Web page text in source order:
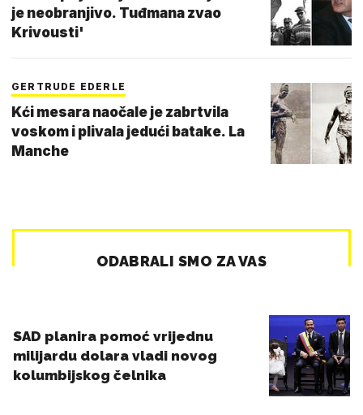
je neobranjivo. Tuđmana zvao
Krivousti'
GERTRUDE EDERLE
Kći mesara naočale je zabrtvila
voskom i plivala jedući batake. La
Manche